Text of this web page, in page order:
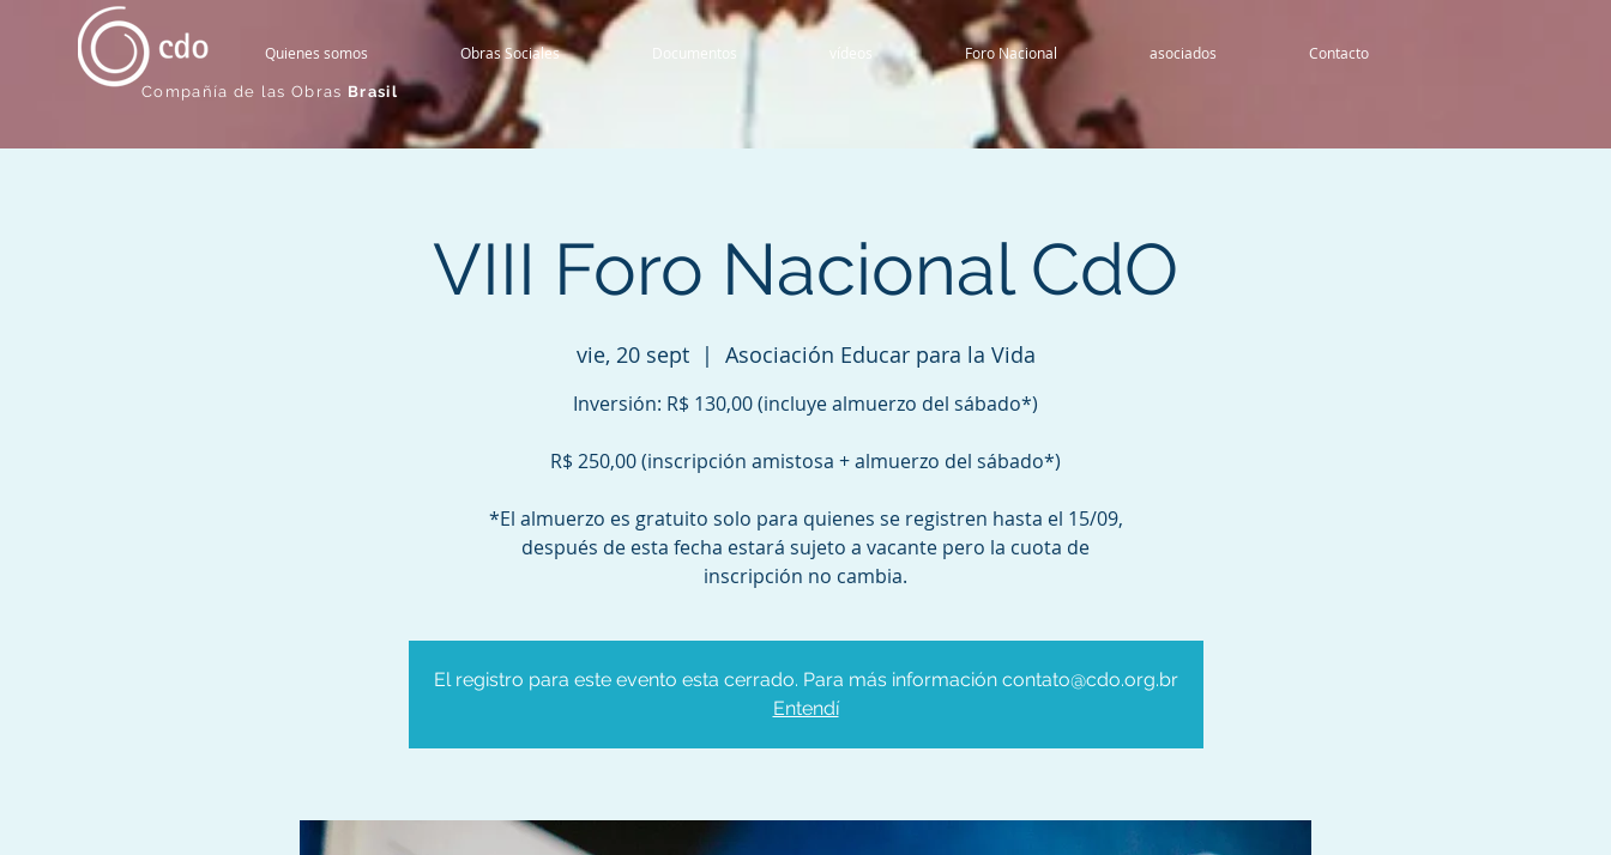
Compañía de las Obras Brasil
Quienes somos Obras Sociales Documentos vídeos Foro Nacional asociados Contacto
VIII Foro Nacional CdO
vie, 20 sept
  |
Asociación Educar para la Vida
Inversión: R$ 130,00 (incluye almuerzo del sábado*)
R$ 250,00 (inscripción amistosa + almuerzo del sábado*)
*El almuerzo es gratuito solo para quienes se registren hasta el 15/09,
después de esta fecha estará sujeto a vacante pero la cuota de
inscripción no cambia.
El registro para este evento esta cerrado. Para más información contato@cdo.org.br
Entendí